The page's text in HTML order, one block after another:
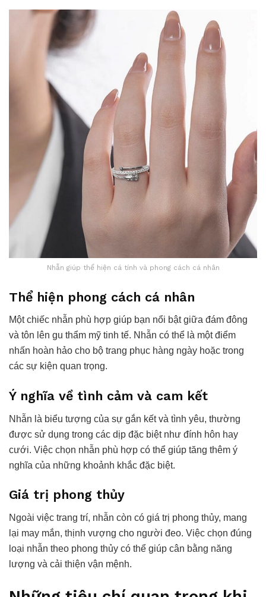
Nhẫn giúp thể hiện cá tính và phong cách cá nhân
Thể hiện phong cách cá nhân
Một chiếc nhẫn phù hợp giúp bạn nổi bật giữa đám đông
và tôn lên gu thẩm mỹ tinh tế. Nhẫn có thể là một điểm
nhấn hoàn hảo cho bộ trang phục hàng ngày hoặc trong
các sự kiện quan trọng.
Ý nghĩa về tình cảm và cam kết
Nhẫn là biểu tượng của sự gắn kết và tình yêu, thường
được sử dụng trong các dịp đặc biệt như đính hôn hay
cưới. Việc chọn nhẫn phù hợp có thể giúp tăng thêm ý
nghĩa của những khoảnh khắc đặc biệt.
Giá trị phong thủy
Ngoài việc trang trí, nhẫn còn có giá trị phong thủy, mang
lại may mắn, thịnh vượng cho người đeo. Việc chọn đúng
loại nhẫn theo phong thủy có thể giúp cân bằng năng
lượng và cải thiện vận mệnh.